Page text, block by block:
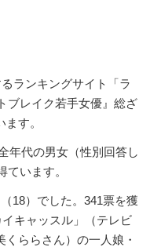
ランキングサイト「ラ
ブレイク若手女優』総ざ
す。
年代の男女（性別回答し
います。
18）でした。341票を獲
キャッスル」（テレビ
ららさん）の一人娘・